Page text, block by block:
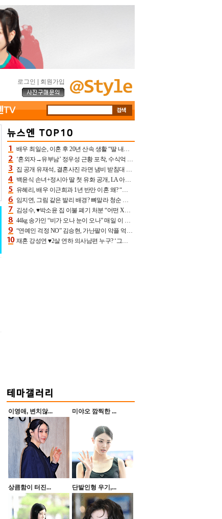
로그인 회원가입
배우 최일순, 이혼 후 20년 산속 생활 “딸 내가 버렸다고 원망‥맘 아파”(특종)[어제TV]
‘혼외자→유부남’ 정우성 근황 포착, 수식억 해킹 피해 후배 만났다 “존경하는”
집 공개 유재석, 결혼사진 라면 냄비 받침대 되고 분노‥가족사진도 피해(놀뭐)[어제TV]
백윤식 손녀+정시아 딸 첫 유화 공개, LA 아트쇼→서울국제조각페스타 작가다운 수준급 실력
유혜리, 배우 이근희과 1년 반만 이혼 왜? “식칼 꽂고 의자 던져” 충격 폭로(특종)[어제TV]
임지연, 그림 같은 발리 배경? 뼈말라 청순 비키니 핏에 상대 안 되네
김성수, ♥박소윤 집 이불 폐기 처분 “어떤 X이랑 썼을지 몰라” 질투(신랑수업2)[어제TV]
44kg 송가인 “비가 오나 눈이 오나” 매일 이 운동, 허벅지 근육량 상승+체지방 감소
“연예인 걱정 NO” 김승현, 가난팔이 악플 억울할만‥아내+딸과 日 여행
재혼 강성연 ♥2살 연하 의사남편 누구? ‘그알’ 자문의에 훈남 비주얼 초엘리트 스펙 [종합]
이영애, 변치않... 미야오 깜찍한 ...
상큼함이 터진... 단발인형 우기,...